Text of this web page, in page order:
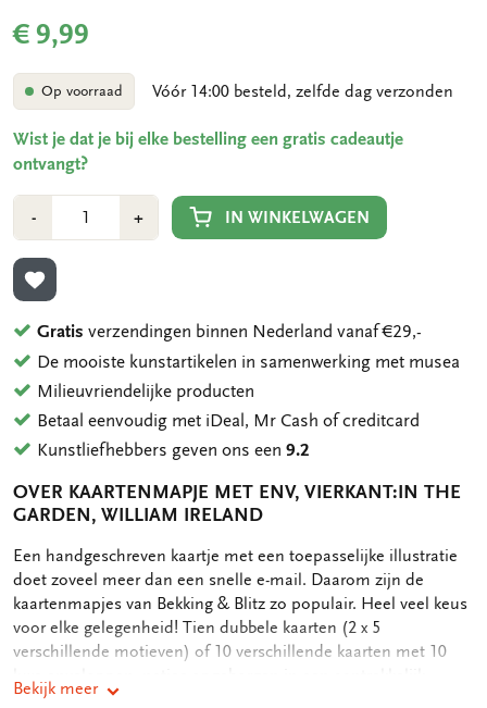
€ 9,99
Op voorraad Vóór 14:00 besteld, zelfde dag verzonden
Wist je dat je bij elke bestelling een gratis cadeautje
ontvangt?
-Min
1
+Plus
1
IN WINKELWAGEN
TOEVOEGEN AAN VERLANGLIJST
Gratis verzendingen binnen Nederland vanaf €29,-
De mooiste kunstartikelen in samenwerking met musea
Milieuvriendelijke producten
Betaal eenvoudig met iDeal, Mr Cash of creditcard
Kunstliefhebbers geven ons een9.2
OVER KAARTENMAPJE MET ENV, VIERKANT:IN THE
GARDEN, WILLIAM IRELAND
OMSCHRIJVING
Een handgeschreven kaartje met een toepasselijke illustratie
doet zoveel meer dan een snelle e-mail. Daarom zijn de
kaartenmapjes van Bekking & Blitz zo populair. Heel veel keus
voor elke gelegenheid! Tien dubbele kaarten (2 x 5
verschillende motieven) of 10 verschillende kaarten met 10
kaartenmapje. Op de achterkant van het mapje staan de
Bekijk meer